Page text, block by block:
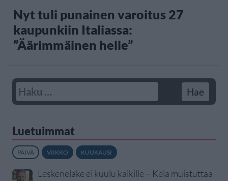
Nyt tuli punainen varoitus 27
kaupunkiin Italiassa:
”Äärimmäinen helle”
Luetuimmat
PÄIVÄ VIIKKO KUUKAUSI
Leskeneläke ei kuulu kaikille – Kela muistuttaa